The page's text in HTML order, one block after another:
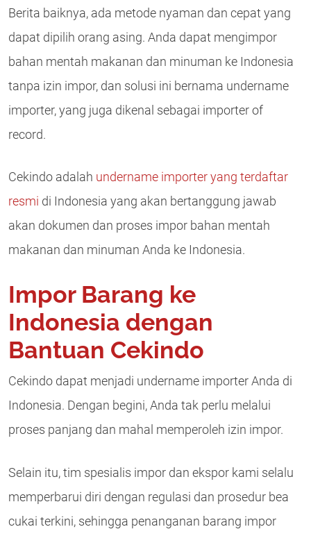
Berita baiknya, ada metode nyaman dan cepat yang
dapat dipilih orang asing. Anda dapat mengimpor
bahan mentah makanan dan minuman ke Indonesia
tanpa izin impor, dan solusi ini bernama undername
importer, yang juga dikenal sebagai importer of
record.
Cekindo adalah undername importer yang terdaftar
resmi di Indonesia yang akan bertanggung jawab
akan dokumen dan proses impor bahan mentah
makanan dan minuman Anda ke Indonesia.
Impor Barang ke
Indonesia dengan
Bantuan Cekindo
Cekindo dapat menjadi undername importer Anda di
Indonesia. Dengan begini, Anda tak perlu melalui
proses panjang dan mahal memperoleh izin impor.
Selain itu, tim spesialis impor dan ekspor kami selalu
memperbarui diri dengan regulasi dan prosedur bea
cukai terkini, sehingga penanganan barang impor